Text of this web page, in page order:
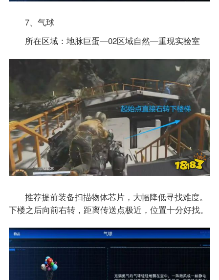
7、气球
所在区域：地脉巨蛋—02区域自然—重现实验室
推荐提前装备扫描物体芯片，大幅降低寻找难度。
下楼之后向前右转，距离传送点极近，位置十分好找。